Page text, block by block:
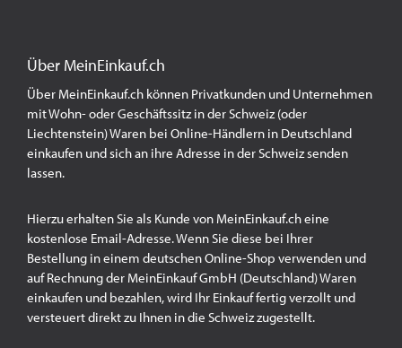
Über MeinEinkauf.ch
Über MeinEinkauf.ch können Privatkunden und Unternehmen
mit Wohn- oder Geschäftssitz in der Schweiz (oder
Liechtenstein) Waren bei Online-Händlern in Deutschland
einkaufen und sich an ihre Adresse in der Schweiz senden
lassen.
Hierzu erhalten Sie als Kunde von MeinEinkauf.ch eine
kostenlose Email-Adresse. Wenn Sie diese bei Ihrer
Bestellung in einem deutschen Online-Shop verwenden und
auf Rechnung der MeinEinkauf GmbH (Deutschland) Waren
einkaufen und bezahlen, wird Ihr Einkauf fertig verzollt und
versteuert direkt zu Ihnen in die Schweiz zugestellt.